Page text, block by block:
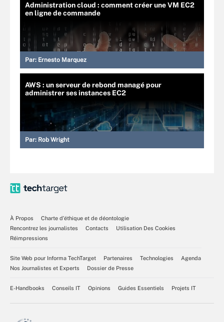
Administration cloud : comment créer une VM EC2
en ligne de commande
Par: Ernesto Marquez
AWS : un serveur de rebond managé pour
administrer ses instances EC2
Par: Rob Wright
À Propos
Charte d’éthique et de déontologie
Rencontrez les journalistes
Contacts
Utilisation Des Cookies
Réimpressions
Site Web pour Informa TechTarget Partenaires Technologies
Agenda
Nos Journalistes et Experts
Dossier de Presse
E-Handbooks Conseils IT Opinions Guides Essentiels Projets IT